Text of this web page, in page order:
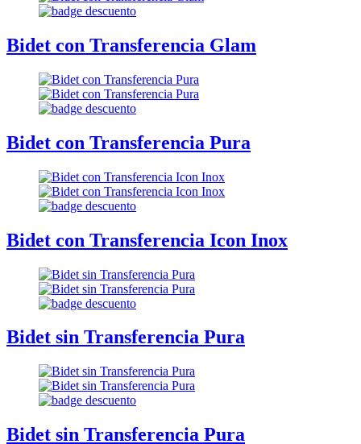
Bidet con Transferencia Glam
Bidet con Transferencia Pura
Bidet con Transferencia Icon Inox
Bidet sin Transferencia Pura
Bidet sin Transferencia Pura